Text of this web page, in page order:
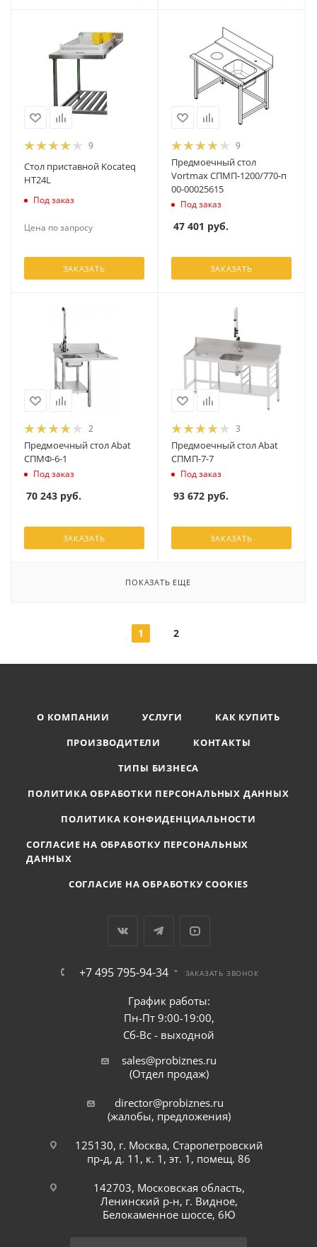
9
Стол приставной Kocateq
HT24L
Под заказ
Цена по запросу
ЗАКАЗАТЬ
9
Предмоечный стол
Vortmax СПМП-1200/770-п
00-00025615
Под заказ
47 401 руб.
ЗАКАЗАТЬ
2
Предмоечный стол Abat
СПМФ-6-1
Под заказ
70 243 руб.
ЗАКАЗАТЬ
3
Предмоечный стол Abat
СПМП-7-7
Под заказ
93 672 руб.
ЗАКАЗАТЬ
ПОКАЗАТЬ ЕЩЕ
1 2
О КОМПАНИИ УСЛУГИ
КАК КУПИТЬ
ПРОИЗВОДИТЕЛИ
КОНТАКТЫ
ТИПЫ БИЗНЕСА
ПОЛИТИКА ОБРАБОТКИ ПЕРСОНАЛЬНЫХ ДАННЫХ
ПОЛИТИКА КОНФИДЕНЦИАЛЬНОСТИ
СОГЛАСИЕ НА ОБРАБОТКУ ПЕРСОНАЛЬНЫХ
ДАННЫХ
СОГЛАСИЕ НА ОБРАБОТКУ COOKIES
+7 495 795-94-34 ЗАКАЗАТЬ ЗВОНОК
График работы:
Пн-Пт 9:00-19:00,
Сб-Вс - выходной
sales@probiznes.ru
(Отдел продаж)
director@probiznes.ru
(жалобы, предложения)
125130, г. Москва, Старопетровский
пр-д, д. 11, к. 1, эт. 1, помещ. 86
142703, Московская область,
Ленинский р-н, г. Видное,
Белокаменное шоссе, 6Ю